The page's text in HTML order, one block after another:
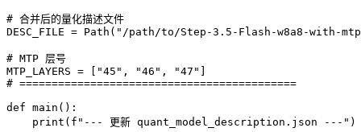
# 合并后的量化描述文件
DESC_FILE = Path("/path/to/Step-3.5-Flash-w8a8-with-
# MTP 层号
MTP_LAYERS = ["45", "46", "47"]
# ===========================================
def main():
    print(f"--- 更新 quant_model_description.json ---")